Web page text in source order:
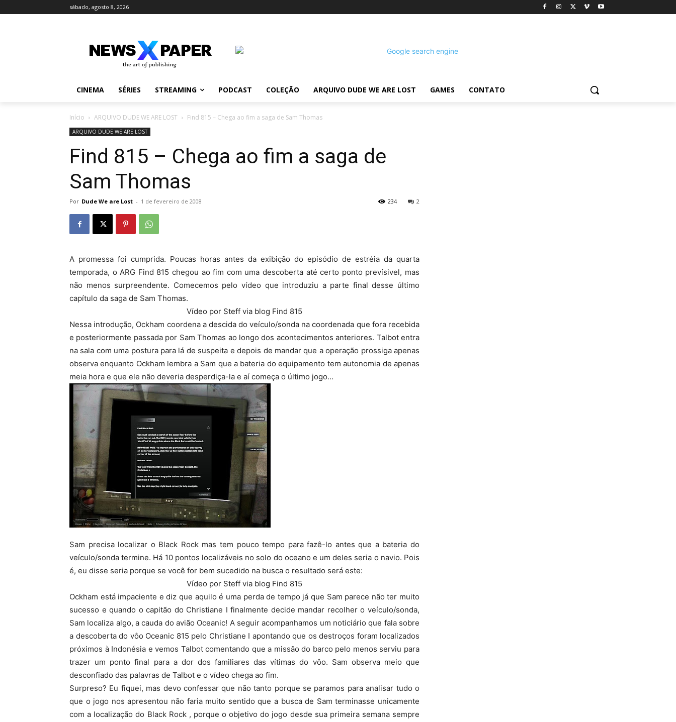
sábado, agosto 8, 2026
CINEMA SÉRIES STREAMING PODCAST COLEÇÃO ARQUIVO DUDE WE ARE LOST GAMES CONTATO
Início ARQUIVO DUDE WE ARE LOST Find 815 – Chega ao fim a saga de Sam Thomas
ARQUIVO DUDE WE ARE LOST
Find 815 – Chega ao fim a saga de
Sam Thomas
Por Dude We are Lost - 1 de fevereiro de 2008 2
234
A promessa foi cumprida. Poucas horas antes da exibição do episódio de estréia da quarta
temporada, o ARG Find 815 chegou ao fim com uma descoberta até certo ponto prevísivel, mas
não menos surpreendente. Comecemos pelo vídeo que introduziu a parte final desse último
capítulo da saga de Sam Thomas.
Vídeo por Steff via blog Find 815
Nessa introdução, Ockham coordena a descida do veículo/sonda na coordenada que fora recebida
e posteriormente passada por Sam Thomas ao longo dos acontecimentos anteriores. Talbot entra
na sala com uma postura para lá de suspeita e depois de mandar que a operação prossiga apenas
observa enquanto Ockham lembra a Sam que a bateria do equipamento tem autonomia de apenas
meia hora e que ele não deveria desperdiça-la e aí começa o último jogo…
Sam precisa localizar o Black Rock mas tem pouco tempo para fazê-lo antes que a bateria do
veículo/sonda termine. Há 10 pontos localizáveis no solo do oceano e um deles seria o navio. Pois
é, eu disse seria porque se você for bem sucedido na busca o resultado será este:
Vídeo por Steff via blog Find 815
Ockham está impaciente e diz que aquilo é uma perda de tempo já que Sam parece não ter muito
sucesso e quando o capitão do Christiane I finalmente decide mandar recolher o veículo/sonda,
Sam localiza algo, a cauda do avião Oceanic! A seguir acompanhamos um noticiário que fala sobre
a descoberta do vôo Oceanic 815 pelo Christiane I apontando que os destroços foram localizados
próximos à Indonésia e vemos Talbot comentando que a missão do barco pelo menos serviu para
trazer um ponto final para a dor dos familiares das vítimas do vôo. Sam observa meio que
desconfiado das palavras de Talbot e o vídeo chega ao fim.
Surpreso? Eu fiquei, mas devo confessar que não tanto porque se paramos para analisar tudo o
que o jogo nos apresentou não faria muito sentido que a busca de Sam terminasse unicamente
com a localização do Black Rock , porque o objetivo do jogo desde sua primeira semana sempre